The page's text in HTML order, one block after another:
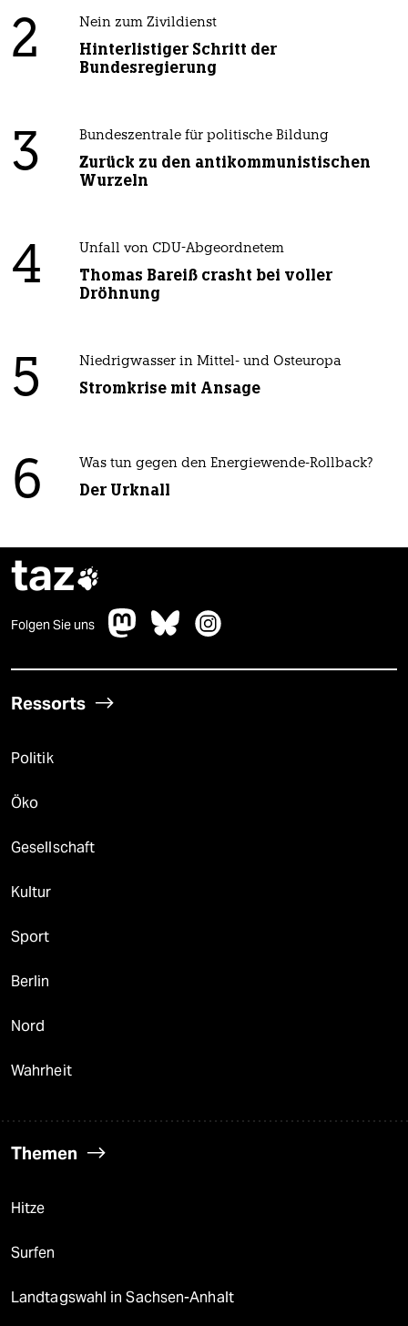
2 Nein zum Zivildienst
Hinterlistiger Schritt der
Bundesregierung
3 Bundeszentrale für politische Bildung
Zurück zu den antikommunistischen
Wurzeln
4 Unfall von CDU-Abgeordnetem
Thomas Bareiß crasht bei voller
Dröhnung
5 Niedrigwasser in Mittel- und Osteuropa
Stromkrise mit Ansage
6 Was tun gegen den Energiewende-Rollback?
Der Urknall
taz
Folgen Sie uns
Ressorts
Politik
Öko
Gesellschaft
Kultur
Sport
Berlin
Nord
Wahrheit
Themen
Hitze
Surfen
Landtagswahl in Sachsen-Anhalt